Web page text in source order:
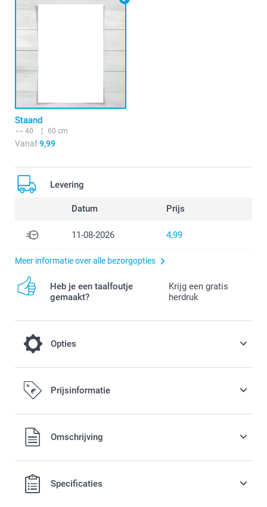
Staand
40 60 cm
Vanaf9,99
Levering
Datum Prijs
11-08-2026 4,99
Meer informatie over alle bezorgopties
Heb je een taalfoutje
gemaakt?
Krijg een gratis
herdruk
Opties
Hang je Welkom poster op met deze
mooie Posterhanger
24,99 / stuk
Hanger gemaakt van hout
Prijsinformatie
Alle prijzen zijn in EURO (€) inclusief BTW en exclusief
verzendkosten.Omschrijving
Specificaties